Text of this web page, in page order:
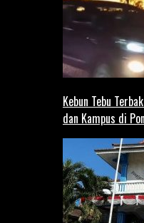
Kebun Tebu
dan Kampus di